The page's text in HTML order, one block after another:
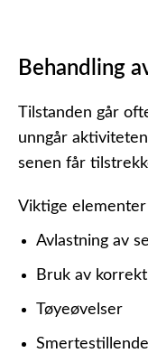
Behandling
Tilstanden går
unngår
senen får
Viktige
Avlastning av
Bruk av
Tøyeøvelser